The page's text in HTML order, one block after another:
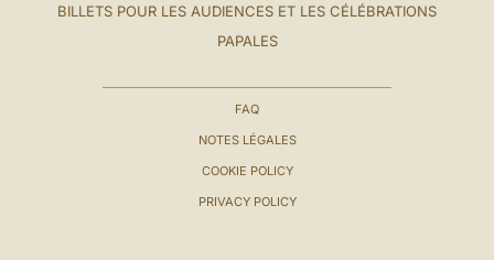
BILLETS POUR LES AUDIENCES ET LES CÉLÉBRATIONS
PAPALES
FAQ
NOTES LÉGALES
COOKIE POLICY
PRIVACY POLICY